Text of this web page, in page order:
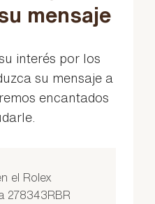
mensaje
interés por los
su mensaje a
encantados